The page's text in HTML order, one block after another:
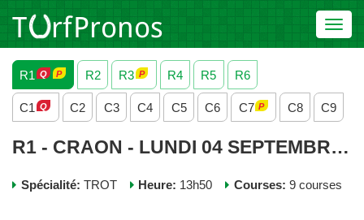
R1
R2 R3 R4 R5 R6
C1 C2 C3 C4 C5 C6 C7 C8 C9
R1 - CRAON - LUNDI 04 SEPTEMBRE 2023
Spécialité: TROT Heure: 13h50 Courses: 9 courses